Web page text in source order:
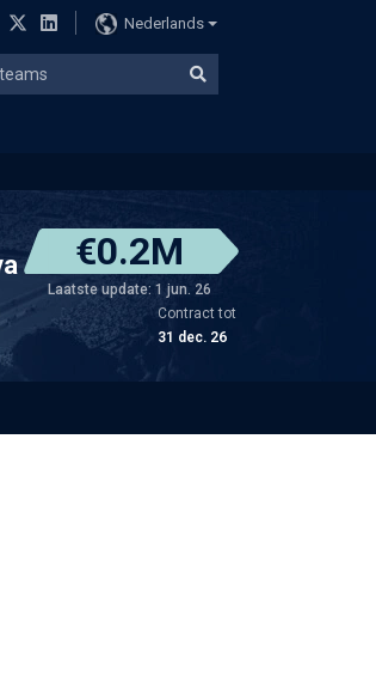
Nederlands
€0.2M
Laatste update: 1 jun. 26
Contract tot
31 dec. 26